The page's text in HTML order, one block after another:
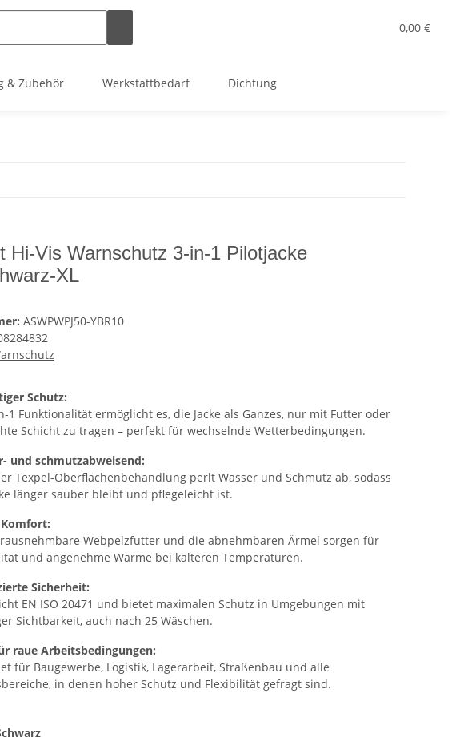
0,00 €
& Zubehör Werkstattbedarf Dichtung
Hi-Vis Warnschutz 3-in-1 Pilotjacke
XL
ASWPWPJ50-YBR10
Schutz:
1 Funktionalität ermöglicht es, die Jacke als Ganzes, nur mit Futter oder
Schicht zu tragen – perfekt für wechselnde Wetterbedingungen.
und schmutzabweisend:
Texpel-Oberflächenbehandlung perlt Wasser und Schmutz ab, sodass
länger sauber bleibt und pflegeleicht ist.
Webpelzfutter und die abnehmbaren Ärmel sorgen für
und angenehme Wärme bei kälteren Temperaturen.
Sicherheit:
EN ISO 20471 und bietet maximalen Schutz in Umgebungen mit
Sichtbarkeit, auch nach 25 Wäschen.
raue Arbeitsbedingungen:
für Baugewerbe, Logistik, Lagerarbeit, Straßenbau und alle
in denen hoher Schutz und Flexibilität gefragt sind.